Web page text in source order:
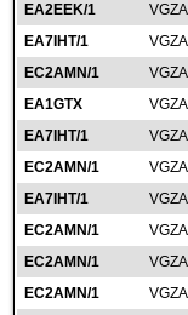
EA2EEK/1
EA7IHT/1
EC2AMN/1
EA1GTX
EA7IHT/1
EC2AMN/1
EA7IHT/1
EC2AMN/1
EC2AMN/1
EC2AMN/1